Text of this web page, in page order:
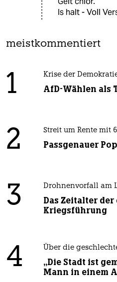
Is halt - Voll
meistkommentiert
1 Krise der
AfD-Wählen als
2 Streit um Rente mit
Passgenauer
3 Drohnenvorfall am
Das Zeitalter
Kriegsführung
4 Über die
„Die Stadt ist
Mann in einem